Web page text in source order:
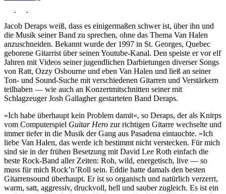
Jacob Deraps weiß, dass es einigermaßen schwer ist, über ihn und
die Musik seiner Band zu sprechen, ohne das Thema Van Halen
anzuschneiden. Bekannt wurde der 1997 in St. Georges, Quebec
geborene Gitarrist über seinen Youtube-Kanal. Den speiste er vor elf
Jahren mit Videos seiner jugendlichen Darbietungen diverser Songs
von Ratt, Ozzy Osbourne und eben Van Halen und ließ an seiner
Ton- und Sound-Suche mit verschiedenen Gitarren und Verstärkern
teilhaben — wie auch an Konzertmitschnitten seiner mit
Schlagzeuger Josh Gallagher gestarteten Band Deraps.
»Ich habe überhaupt kein Problem damit«, so Deraps, der als Knirps
vom Computerspiel Guitar Hero zur richtigen Gitarre wechselte und
immer tiefer in die Musik der Gang aus Pasadena eintauchte. »Ich
liebe Van Halen, das werde ich bestimmt nicht verstecken. Für mich
sind sie in der frühen Besetzung mit David Lee Roth einfach die
beste Rock-Band aller Zeiten: Roh, wild, energetisch, live — so
muss für mich Rock’n’Roll sein. Eddie hatte damals den besten
Gitarrensound überhaupt. Er ist so organisch und natürlich verzerrt,
warm, satt, aggressiv, druckvoll, hell und sauber zugleich. Es ist ein